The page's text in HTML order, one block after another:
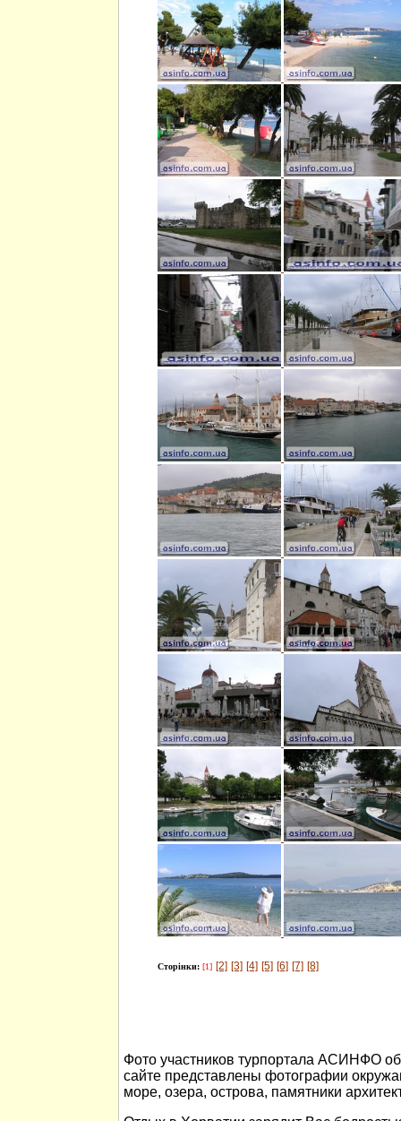
Сторінки: [1] [2] [3] [4] [5] [6] [7] [8]
Фото участников турпортала АСИНФО
сайте представлены фотографии
море, озера, острова, памятники